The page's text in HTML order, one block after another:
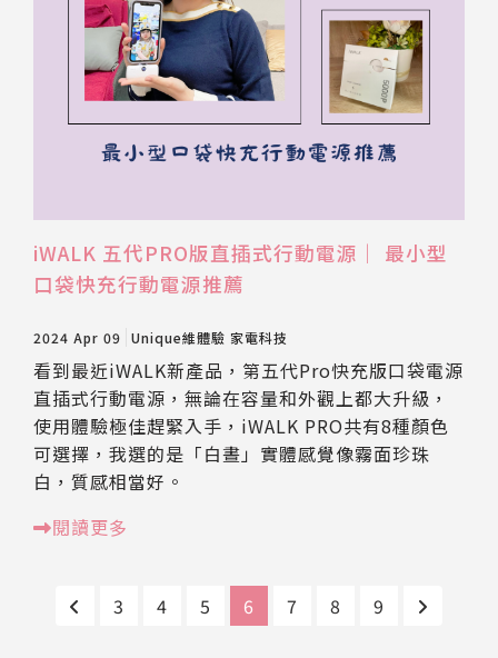
iWALK 五代PRO版直插式行動電源｜ 最小型
口袋快充行動電源推薦
2024 Apr 09 Unique維體驗 家電科技
看到最近iWALK新產品，第五代Pro快充版口袋電源
直插式行動電源，無論在容量和外觀上都大升級，
使用體驗極佳趕緊入手，iWALK PRO共有8種顏色
可選擇，我選的是「白晝」實體感覺像霧面珍珠
白，質感相當好。
閱讀更多
3 4 5 6 7 8 9